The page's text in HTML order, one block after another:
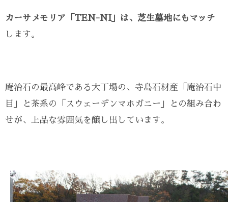
カーサメモリア「TEN-NI」は、芝生墓地にもマッチ
します。
庵治石の最高峰である大丁場の、寺島石材産「庵治石中
目」と茶系の「スウェーデンマホガニー」との組み合わ
せが、上品な雰囲気を醸し出しています。